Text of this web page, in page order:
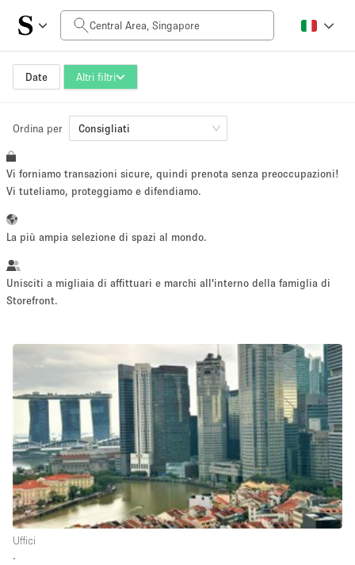
Date Altri filtri
Prezzo al giorno
SGD0
Dimensioni dello spazio
500+ m²
~ 13 persone
artistico
Servizio
fotografico
Conferenza Meeting Ufficio
Acquista
Condividi
Tipo di spazio
Acquista Condividi
Ordina per Consigliati
Vi forniamo transazioni sicure, quindi prenota senza preoccupazioni!
Vi tuteliamo, proteggiamo e difendiamo.
La più ampia selezione di spazi al mondo.
Unisciti a migliaia di affittuari e marchi all'interno della famiglia di
Storefront.
Uffici
∙